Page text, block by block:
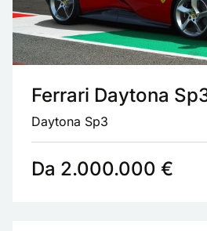
Ferrari Daytona
Daytona Sp3
Da 2.000.000 €